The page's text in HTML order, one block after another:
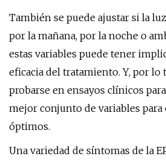
También se puede ajustar si la
por la mañana, por la noche o
estas variables puede tener
eficacia del tratamiento. Y, por lo
probarse en ensayos clínicos
mejor conjunto de variables
óptimos.
Una variedad de síntomas de la